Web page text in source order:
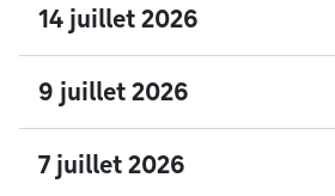
14 juillet 2026
9 juillet 2026
7 juillet 2026